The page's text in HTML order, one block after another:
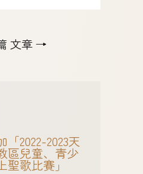
文章 →
2022-2023天
區兒童、青少
歌比賽」